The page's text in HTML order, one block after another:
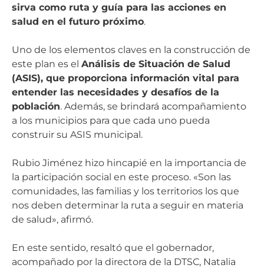
sirva como ruta y guía para las acciones en
salud en el futuro próximo.
Uno de los elementos claves en la construcción de
este plan es el Análisis de Situación de Salud
(ASIS), que proporciona información vital para
entender las necesidades y desafíos de la
población. Además, se brindará acompañamiento
a los municipios para que cada uno pueda
construir su ASIS municipal.
Rubio Jiménez hizo hincapié en la importancia de
la participación social en este proceso. «Son las
comunidades, las familias y los territorios los que
nos deben determinar la ruta a seguir en materia
de salud», afirmó.
En este sentido, resaltó que el gobernador,
acompañado por la directora de la DTSC, Natalia